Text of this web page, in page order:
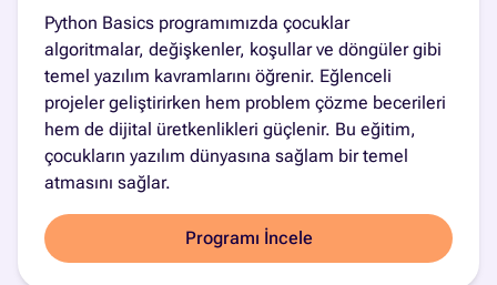
Python Basics programımızda çocuklar
algoritmalar, değişkenler, koşullar ve döngüler gibi
temel yazılım kavramlarını öğrenir. Eğlenceli
projeler geliştirirken hem problem çözme becerileri
hem de dijital üretkenlikleri güçlenir. Bu eğitim,
çocukların yazılım dünyasına sağlam bir temel
atmasını sağlar.
Programı İncele